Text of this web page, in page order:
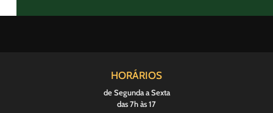
HORÁRIOS
de Segunda a Sexta
das 7h às 17